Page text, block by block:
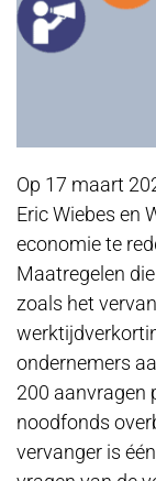
Op 17 maart
Eric Wiebes en
economie te
Maatregelen
zoals het
ondernemers
200 aanvragen
noodfonds
vervanger is